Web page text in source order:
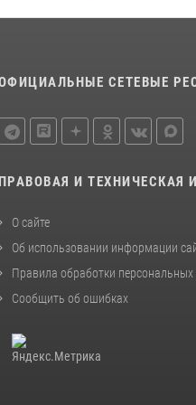
хостела
В Башкортостане
беспарашютного
СЕТЕВЫЕ
ПРАВОВАЯ И ТЕХНИЧЕСКАЯ
О сайте
Об использовании информации
Правила обработки
Сообщить об ошибках